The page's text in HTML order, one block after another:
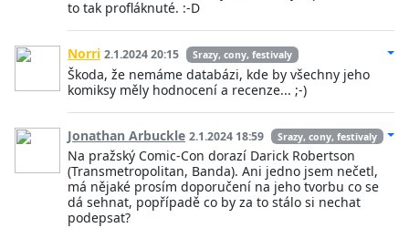
to tak profláknuté. :-D
Norri 2.1.2024 20:15 Srazy, cony, festivaly
Škoda, že nemáme databázi, kde by všechny jeho
komiksy měly hodnocení a recenze... ;-)
Jonathan Arbuckle 2.1.2024 18:59 Srazy, cony, festivaly
Na pražský Comic-Con dorazí Darick Robertson
(Transmetropolitan, Banda). Ani jedno jsem nečetl,
má nějaké prosím doporučení na jeho tvorbu co se
dá sehnat, popřípadě co by za to stálo si nechat
podepsat?